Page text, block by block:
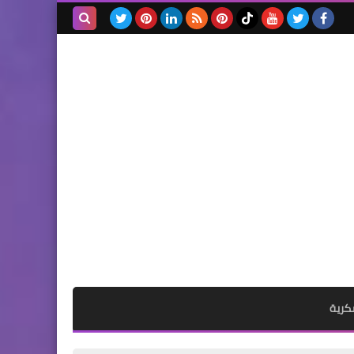
الرئيسية
طريقة تقديم طلب تنفيذ
الرئيسية